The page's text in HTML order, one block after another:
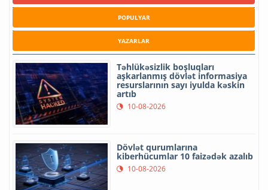
POPULYAR
YAZARLAR
Təhlükəsizlik boşluqları
aşkarlanmış dövlət informasiya
resurslarının sayı iyulda kəskin
artıb
10-08-2026
Dövlət qurumlarına
kiberhücumlar 10 faizədək azalıb
10-08-2026